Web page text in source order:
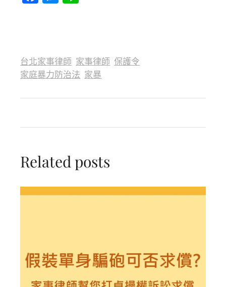
台北家事律師 家事律師 保護令
家庭暴力防治法 家暴
Related posts